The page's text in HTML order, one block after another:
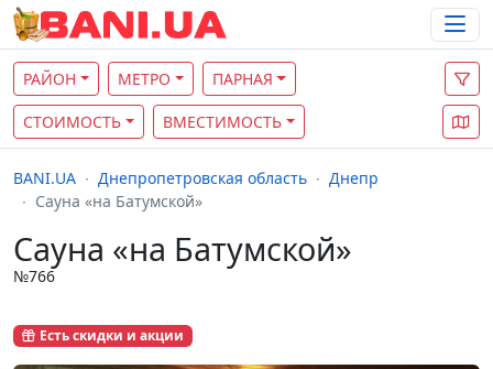
РАЙОН МЕТРО ПАРНАЯ
СТОИМОСТЬ ВМЕСТИМОСТЬ
BANI.UA Днепропетровская область
Днепр
Сауна «на Батумской»
Сауна «на Батумской»
№766
Есть скидки и акции